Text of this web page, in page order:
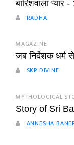
बारिशवाला प्यार -
RADHA
MAGAZINE
जब निर्देशक धर्म
SKP DIVINE
MYTHOLOGICAL
Story of Sri
ANNESHA